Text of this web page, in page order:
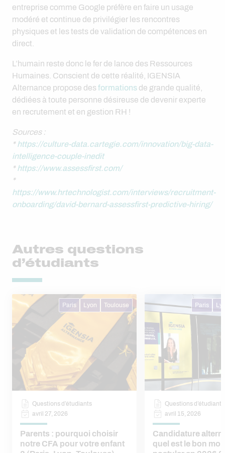
entreprise comme Google préfère en faire un usage
modéré et continue de privilégier les rencontres
physiques et les tests de validation de compétences en
direct.
L’humain reste donc le fer de lance des Ressources
Humaines. Conscient de cette réalité, IGENSIA
Alternance propose des formations de grande qualité,
dédiées à toute personne désireuse de devenir experte
en recrutement et en gestion RH !
Sources :
*https://culture-data.cartegie.com/innovation/big-data-
intelligence-couple-inedit
*https://www.assessfirst.com/
*
https://www.hrtechnologist.com/interviews/recruitment-
onboarding/david-bernard-assessfirst-predictive-hiring/
Autres questions
d’étudiants
Paris Lyon Toulouse
Questions d’étudiants
avril 27, 2026
Parents : pourquoi choisir
notre CFA pour votre enfant
Paris
Questions d’étudiants
avril 15, 2026
Candidature
quel est le bon